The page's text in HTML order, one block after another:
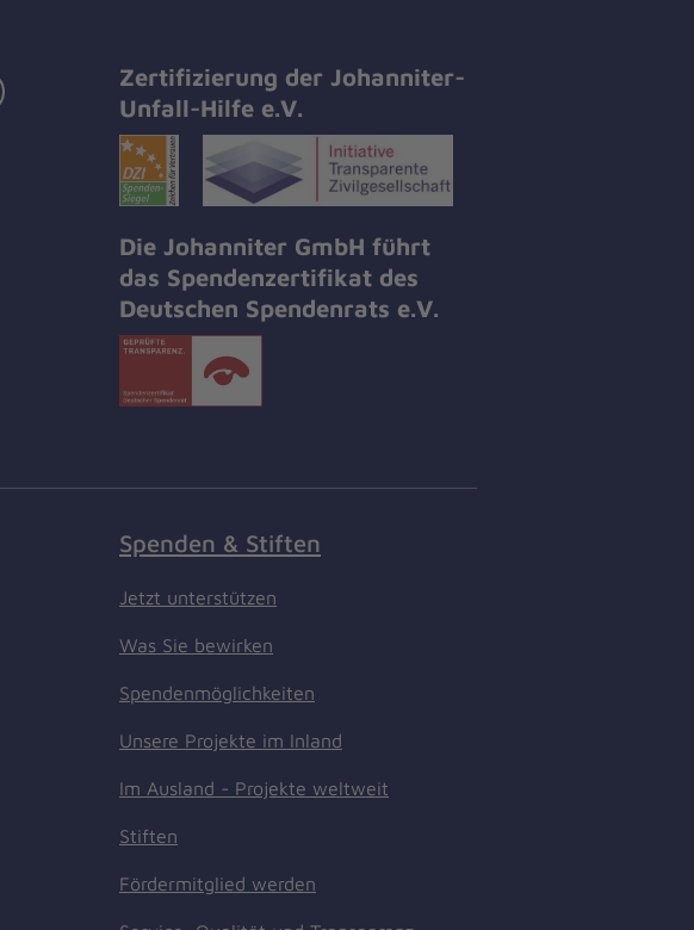
LinkedIn
Zertifizierung der Johanniter-
Unfall-Hilfe e.V.
Die Johanniter GmbH führt
das Spendenzertifikat des
Deutschen Spendenrats e.V.
Spenden & Stiften
Jetzt unterstützen
Was Sie bewirken
Spendenmöglichkeiten
Unsere Projekte im Inland
Im Ausland - Projekte weltweit
Stiften
Fördermitglied werden